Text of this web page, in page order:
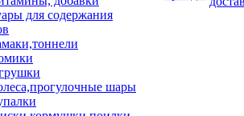
для содержания
шары